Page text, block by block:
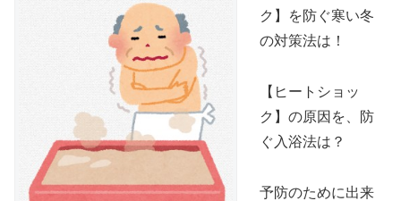
ク】を防ぐ寒い冬
の対策法は！
【ヒートショッ
ク】の原因を、防
ぐ入浴法は？
予防のために出来